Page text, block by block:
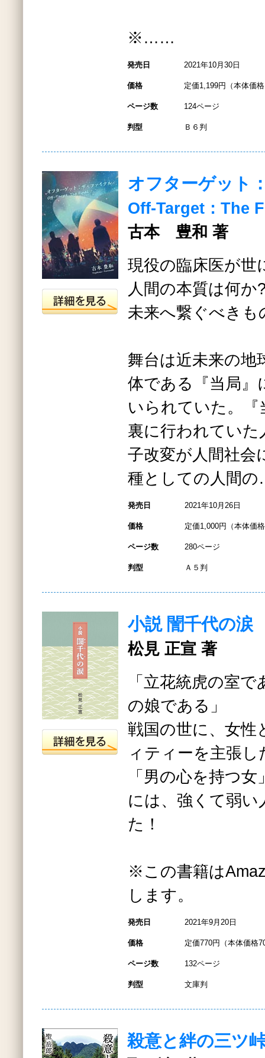
※……
発売日 2021年10月30日
価格 定価1,199円（本体価
ページ数 124ページ
判型 Ｂ６判
オフターゲット
Off-Target：The
古本 豊和 著
現役の臨床医が世
人間の本質は何
未来へ繋ぐべきも
舞台は近未来の地
体である『当局』
いられていた。
裏に行われていた
子改変が人間社会
種としての人間
発売日 2021年10月26日
価格 定価1,000円（本体価
ページ数 280ページ
判型 Ａ５判
小説 誾千代の涙
松見 正宣 著
「立花統虎の室
の娘である」
戦国の世に、女性
ィティーを主張し
「男の心を持つ
には、強くて弱い
た！
※この書籍は
します。
発売日 2021年9月20日
価格 定価770円（本体価格
ページ数 132ページ
判型 文庫判
殺意と絆の三ツ